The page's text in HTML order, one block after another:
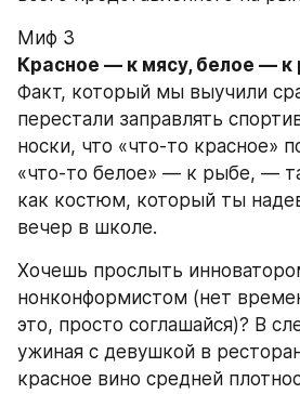
Миф 3
Красное — к мясу, белое — к
Факт, который мы выучили
перестали заправлять
носки, что «что-то красное»
«что-то белое» — к рыбе, —
как костюм, который ты
вечер в школе.
Хочешь прослыть
нонконформистом (нет
это, просто соглашайся)? В
ужиная с девушкой в
красное вино средней